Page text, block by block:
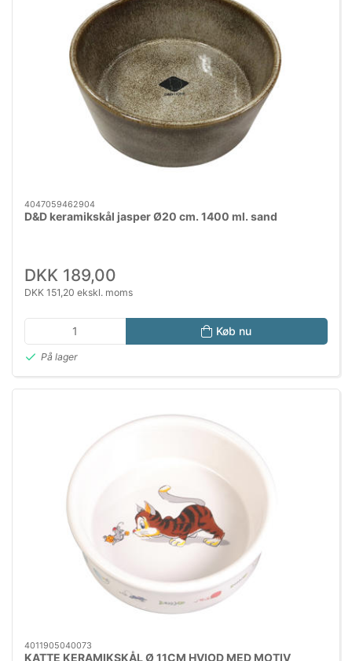
4047059462904
D&D keramikskål jasper Ø20 cm. 1400 ml. sand
DKK 189,00
DKK 151,20 ekskl. moms
Køb nu
På lager
4011905040073
KATTE KERAMIKSKÅL Ø 11CM HVIOD MED MOTIV